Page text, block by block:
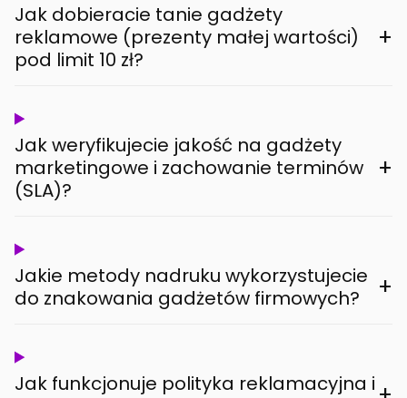
Jak dobieracie tanie gadżety
reklamowe (prezenty małej wartości)
pod limit 10 zł?
+
Jak weryfikujecie jakość na gadżety
marketingowe i zachowanie terminów
(SLA)?
+
Jakie metody nadruku wykorzystujecie
do znakowania gadżetów firmowych?
+
Jak funkcjonuje polityka reklamacyjna i